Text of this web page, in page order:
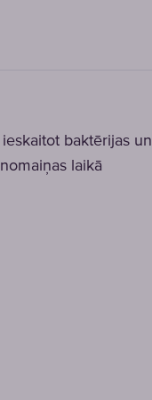
baktērijas un
laikā